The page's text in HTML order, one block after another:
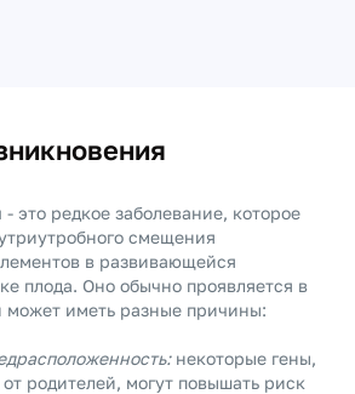
- это редкое заболевание, которое
смещения
в развивающейся
плода. Оно обычно проявляется в
может иметь разные причины:
некоторые гены,
родителей, могут повышать риск